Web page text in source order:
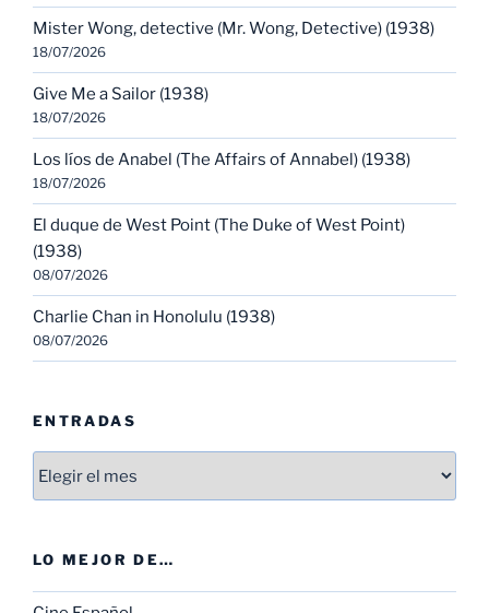
Mister Wong, detective (Mr. Wong, Detective) (1938)
18/07/2026
Give Me a Sailor (1938)
18/07/2026
Los líos de Anabel (The Affairs of Annabel) (1938)
18/07/2026
El duque de West Point (The Duke of West Point)
(1938)
08/07/2026
Charlie Chan in Honolulu (1938)
08/07/2026
ENTRADAS
LO MEJOR DE…